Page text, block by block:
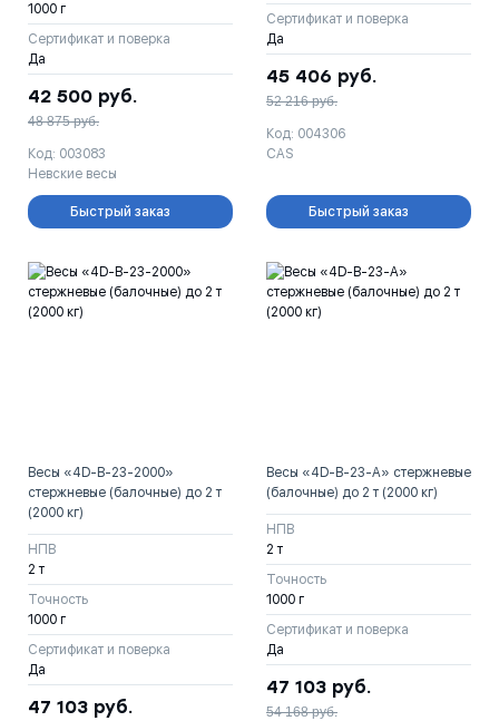
1000 г
Сертификат и поверка
Да
42 500 руб.
48 875руб.
Код: 003083
Невские весы
Быстрый заказ
Сертификат и поверка
Да
45 406 руб.
52 216руб.
Код: 004306
CAS
Быстрый заказ
Весы «4D-B-23-2000»
стержневые (балочные) до 2 т
(2000 кг)
НПВ
2 т
Точность
1000 г
Сертификат и поверка
Да
47 103 руб.
Весы «4D-B-23-A» стержневые
(балочные) до 2 т (2000 кг)
НПВ
2 т
Точность
1000 г
Сертификат и поверка
Да
47 103 руб.
54 168руб.